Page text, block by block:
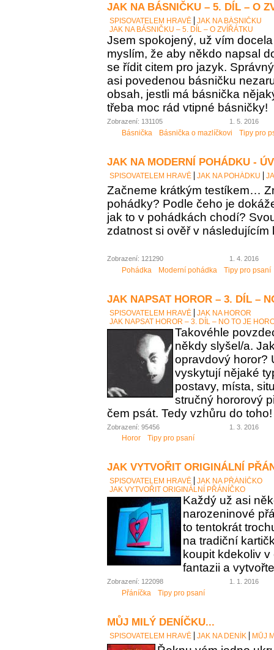
JAK NA BÁSNIČKU – 5. DÍL – O
SPISOVATELEM HRAVĚ
JAK NA BÁSNIČKU
JAK NA BÁSNIČKU – 5. DÍL – O ZVÍŘÁTKU
Jsem spokojený, už vím
myslím, že aby někdo napsal
se řídit citem pro jazyk.
asi povedenou básničku
obsah, jestli má básnička
třeba moc rád vtipné básničky!
Zobrazení: 131105 1. 5. 2016
Básnička Básnička o mazlíčkovi Tipy pro
JAK NA MODERNÍ POHÁDKU -
SPISOVATELEM HRAVĚ JAK NA POHÁDKU
Začneme krátkým testíkem…
pohádky? Podle čeho je
jak to v pohádkách chodí?
zdatnost si ověř v následujícím
Zobrazení: 121290 1. 4. 2016
Pohádka Moderní pohádka Tipy pro psaní
JAK NAPSAT HOROR – 3. DÍL –
SPISOVATELEM HRAVĚ
JAK NA HOROR
JAK NAPSAT HOROR – 3. DÍL – NO TO JE
Takovéhle
někdy slyšel/a.
opravdový horor?
vyskytují nějaké
postavy, místa,
stručný hororový
čem psát. Tedy vzhůru do toho!
Zobrazení: 95456 1. 3. 2016
Horor Tipy pro psaní
JAK VYTVOŘIT ORIGINÁLNÍ
SPISOVATELEM HRAVĚ
JAK NA PŘÁNÍČKO
JAK VYTVOŘIT ORIGINÁLNÍ PŘÁNÍČKO
Každý už asi
narozeninové
to tentokrát
na tradiční
koupit kdekoliv
fantazii a
Zobrazení: 122098 1. 1. 2016
Přáníčka Tipy pro psaní
MŮJ MILÝ DENÍČKU...
SPISOVATELEM HRAVĚ JAK NA DENÍK MŮJ